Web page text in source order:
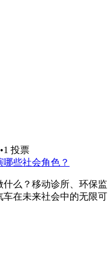
•1 投票
些社会角色？
么？移动诊所、环保监
在未来社会中的无限可